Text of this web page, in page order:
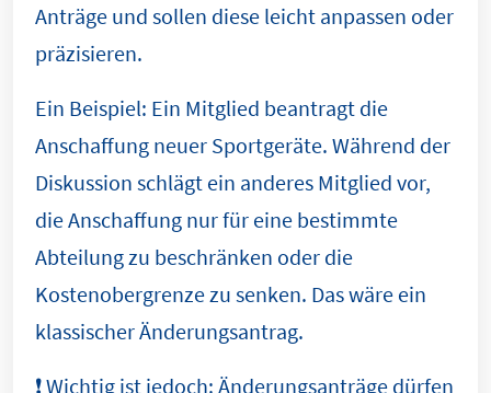
Anträge und sollen diese leicht anpassen oder
präzisieren.
Ein Beispiel: Ein Mitglied beantragt die
Anschaffung neuer Sportgeräte. Während der
Diskussion schlägt ein anderes Mitglied vor,
die Anschaffung nur für eine bestimmte
Abteilung zu beschränken oder die
Kostenobergrenze zu senken. Das wäre ein
klassischer Änderungsantrag.
❗️ Wichtig ist jedoch: Änderungsanträge dürfen